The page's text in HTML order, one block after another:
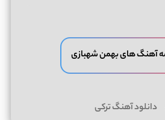
آهنگ های بهمن شهبازی
دانلود آهنگ ترکی